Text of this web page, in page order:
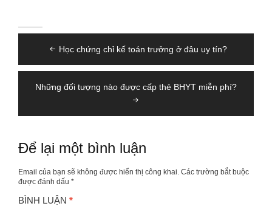
hướng
bài
viết
Học chứng chỉ kế toán trưởng ở đâu uy tín?
Những đối tượng nào được cấp thẻ BHYT miễn phí?
Để lại một bình luận
Email của bạn sẽ không được hiển thị công khai. Các trường bắt buộc
được đánh dấu *
BÌNH LUẬN *